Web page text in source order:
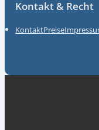
Kontakt & Recht
KontaktPreise